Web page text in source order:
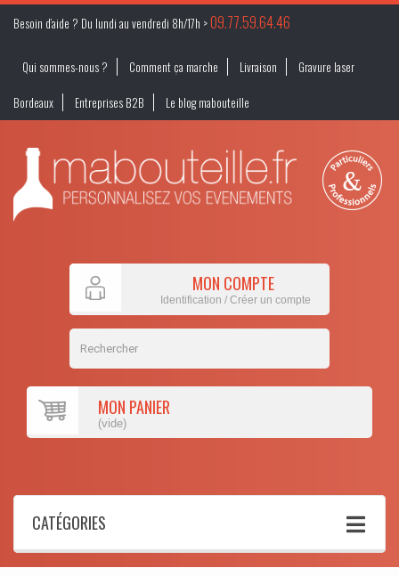
Besoin d’aide ? Du lundi au vendredi 8h/17h >09.77.59.64.46
Qui sommes-nous ? Comment ça marche Livraison
Gravure laser
Bordeaux
Entreprises B2B Le blog mabouteille
MON COMPTE
Identification / Créer un compte
MON PANIER
(vide)
CATÉGORIES